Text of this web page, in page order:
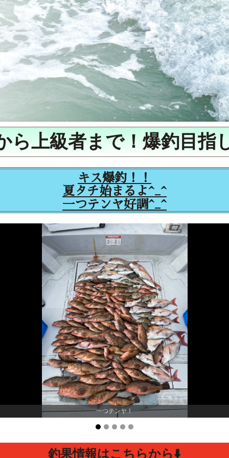
ら上級者まで！爆釣目指
キス爆釣！！
夏タチ始まるよ^_^
一つテンヤ好調^_^
一つテンヤ！
釣果情報はこちらから⬇️